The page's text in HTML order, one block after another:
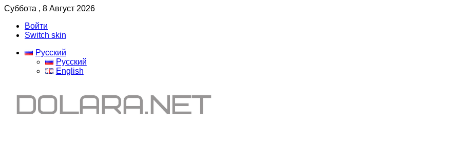
Суббота , 8 Август 2026
Войти
Switch skin
Русский
Русский
English